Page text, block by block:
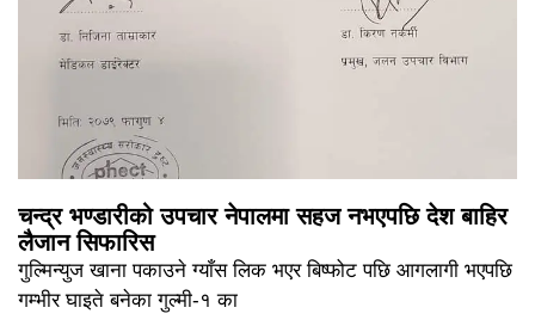
चन्द्र भण्डारीको उपचार नेपालमा सहज नभएपछि देश बाहिर
लैजान सिफारिस
गुल्मिन्युज खाना पकाउने ग्याँस लिक भएर बिष्फोट पछि आगलागी भएपछि
गम्भीर घाइते बनेका गुल्मी-१ का